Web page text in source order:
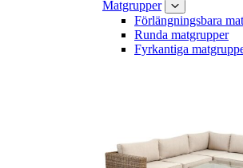
Matgrupper
Förlängningsbara
Runda matgrupper
Fyrkantiga